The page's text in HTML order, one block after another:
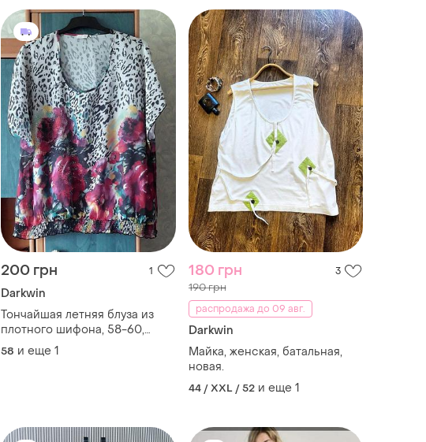
200 грн 1
Darkwin
Тончайшая летняя блуза из
плотного шифона, 58-60,
натуральная вискоза, darkwin
58 и еще 1
180 грн 3
190 грн
распродажа до 09 авг.
Darkwin
Майка, женская, батальная,
новая.
44 / XXL / 52 и еще 1